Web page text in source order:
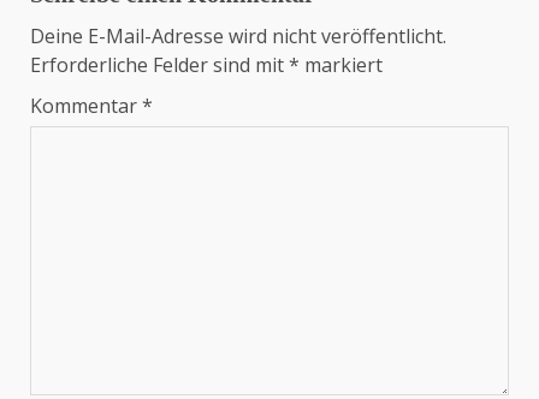
Deine E-Mail-Adresse wird nicht veröffentlicht.
Erforderliche Felder sind mit* markiert
Kommentar*